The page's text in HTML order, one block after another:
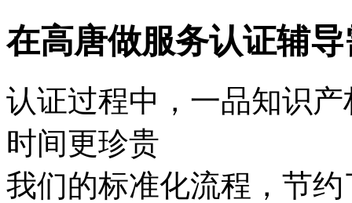
在高唐做服务认证辅
认证过程中，一品知识
时间更珍贵
我们的标准化流程，节